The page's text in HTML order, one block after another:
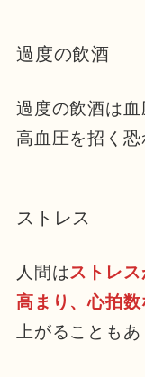
過度の飲酒
過度の飲酒は血
高血圧を招く恐
ストレス
人間はストレ
高まり、心拍
上がることもあ